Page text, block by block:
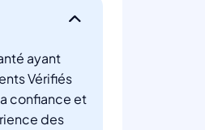
ayant
Vérifiés
confiance et
des